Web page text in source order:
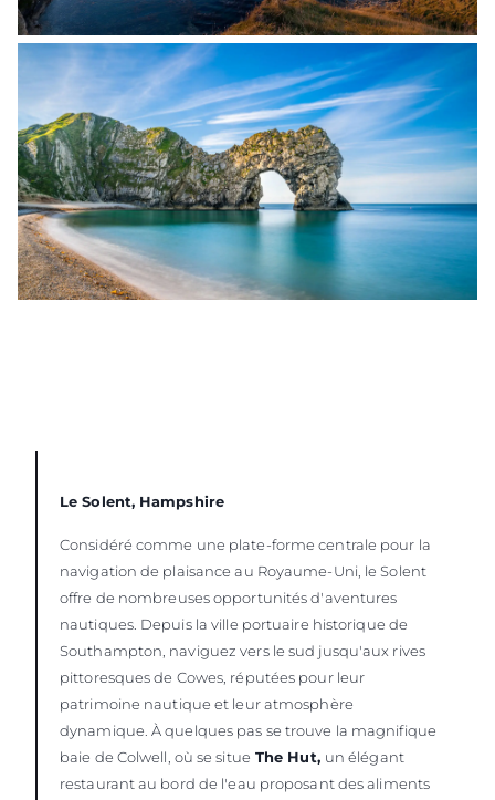
Le Solent, Hampshire
Considéré comme une plate-forme centrale pour la
navigation de plaisance au Royaume-Uni, le Solent
offre de nombreuses opportunités d'aventures
nautiques. Depuis la ville portuaire historique de
Southampton, naviguez vers le sud jusqu'aux rives
pittoresques de Cowes, réputées pour leur
patrimoine nautique et leur atmosphère
dynamique. À quelques pas se trouve la magnifique
baie de Colwell, où se situe The Hut, un élégant
restaurant au bord de l'eau proposant des aliments